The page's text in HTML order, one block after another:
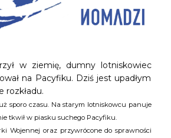
w ziemię, dumny lotniskowiec
na Pacyfiku. Dziś jest upadłym
rozkładu.
sporo czasu. Na starym lotniskowcu panuje
tkwił w piasku suchego Pacyfiku.
Wojennej oraz przywrócone do sprawności